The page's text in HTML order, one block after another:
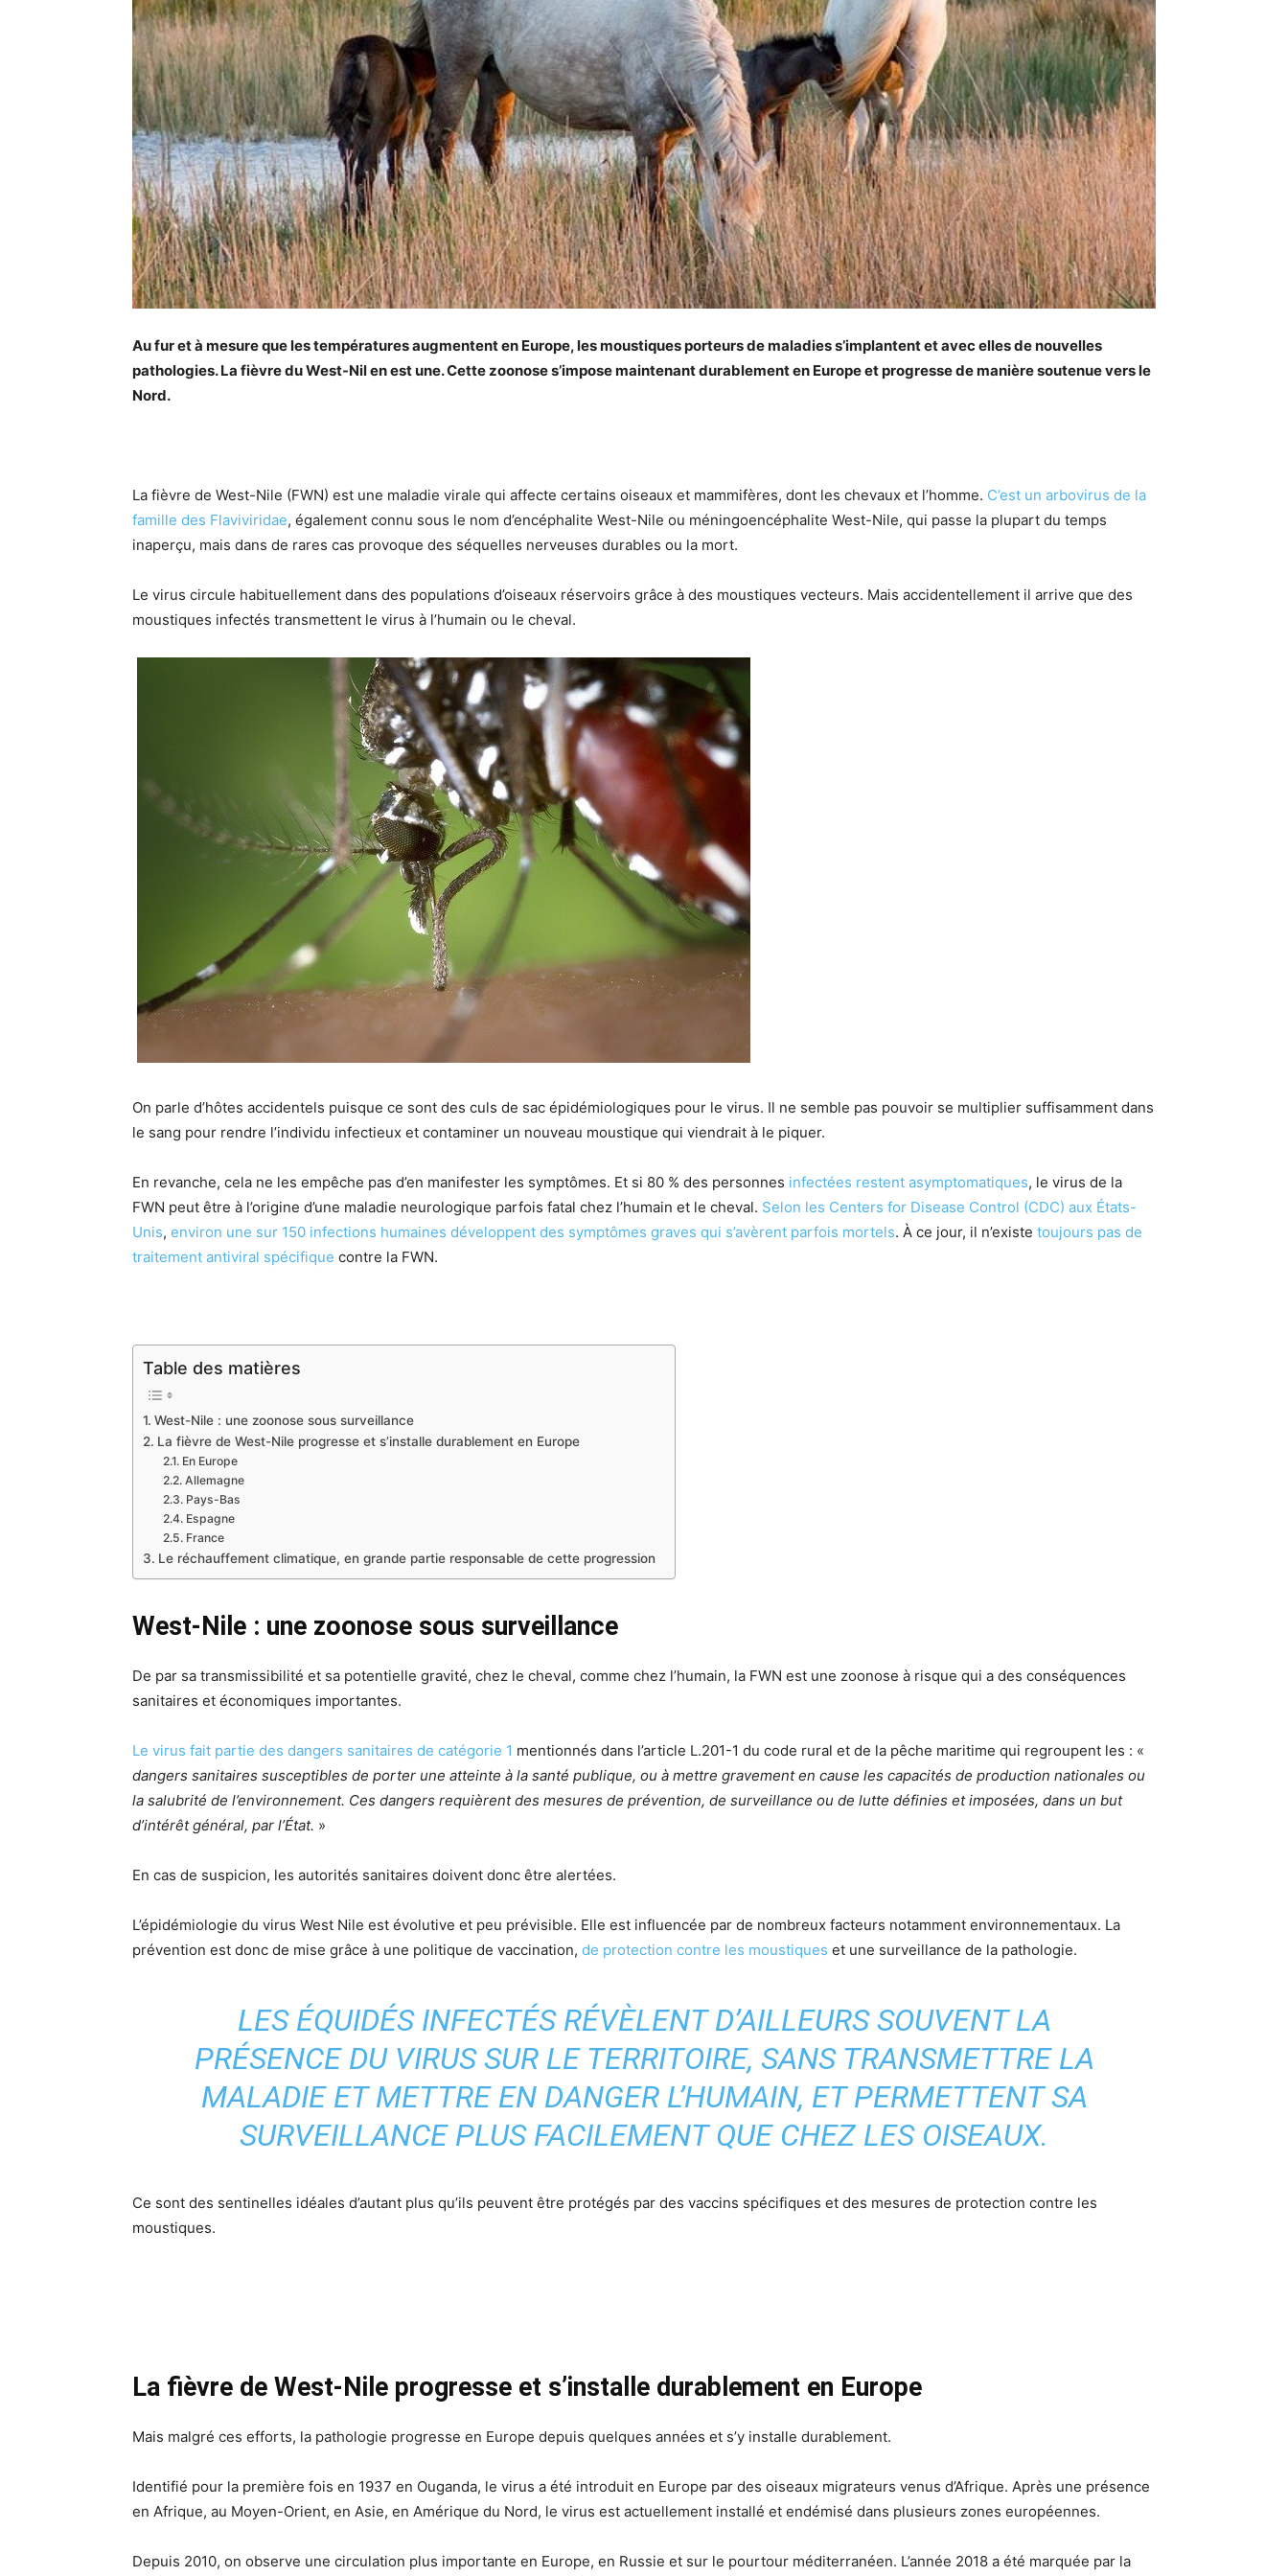
Au fur et à mesure que les températures augmentent en Europe, les moustiques porteurs de maladies s’implantent et avec elles de nouvelles
pathologies. La fièvre du West-Nil en est une. Cette zoonose s’impose maintenant durablement en Europe et progresse de manière soutenue vers le
Nord.
La fièvre de West-Nile (FWN) est une maladie virale qui affecte certains oiseaux et mammifères, dont les chevaux et l’homme. C’est un arbovirus de la
famille des Flaviviridae, également connu sous le nom d’encéphalite West-Nile ou méningoencéphalite West-Nile, qui passe la plupart du temps
inaperçu, mais dans de rares cas provoque des séquelles nerveuses durables ou la mort.
Le virus circule habituellement dans des populations d’oiseaux réservoirs grâce à des moustiques vecteurs. Mais accidentellement il arrive que des
moustiques infectés transmettent le virus à l’humain ou le cheval.
On parle d’hôtes accidentels puisque ce sont des culs de sac épidémiologiques pour le virus. Il ne semble pas pouvoir se multiplier suffisamment dans
le sang pour rendre l’individu infectieux et contaminer un nouveau moustique qui viendrait à le piquer.
En revanche, cela ne les empêche pas d’en manifester les symptômes. Et si 80 % des personnes infectées restent asymptomatiques, le virus de la
FWN peut être à l’origine d’une maladie neurologique parfois fatal chez l’humain et le cheval. Selon les Centers for Disease Control (CDC) aux États-
Unis, environ une sur 150 infections humaines développent des symptômes graves qui s’avèrent parfois mortels. À ce jour, il n’existe toujours pas de
traitement antiviral spécifique contre la FWN.
Table des matières
West-Nile : une zoonose sous surveillance
La fièvre de West-Nile progresse et s’installe durablement en Europe
En Europe
Allemagne
Pays-Bas
Espagne
France
Le réchauffement climatique, en grande partie responsable de cette progression
West-Nile : une zoonose sous surveillance
De par sa transmissibilité et sa potentielle gravité, chez le cheval, comme chez l’humain, la FWN est une zoonose à risque qui a des conséquences
sanitaires et économiques importantes.
Le virus fait partie des dangers sanitaires de catégorie 1 mentionnés dans l’article L.201-1 du code rural et de la pêche maritime qui regroupent les : «
dangers sanitaires susceptibles de porter une atteinte à la santé publique, ou à mettre gravement en cause les capacités de production nationales ou
la salubrité de l’environnement. Ces dangers requièrent des mesures de prévention, de surveillance ou de lutte définies et imposées, dans un but
d’intérêt général, par l’État. »
En cas de suspicion, les autorités sanitaires doivent donc être alertées.
L’épidémiologie du virus West Nile est évolutive et peu prévisible. Elle est influencée par de nombreux facteurs notamment environnementaux. La
prévention est donc de mise grâce à une politique de vaccination, de protection contre les moustiques et une surveillance de la pathologie.
LES ÉQUIDÉS INFECTÉS RÉVÈLENT D’AILLEURS SOUVENT LA
PRÉSENCE DU VIRUS SUR LE TERRITOIRE, SANS TRANSMETTRE LA
MALADIE ET METTRE EN DANGER L’HUMAIN, ET PERMETTENT SA
SURVEILLANCE PLUS FACILEMENT QUE CHEZ LES OISEAUX.
Ce sont des sentinelles idéales d’autant plus qu’ils peuvent être protégés par des vaccins spécifiques et des mesures de protection contre les
moustiques.
La fièvre de West-Nile progresse et s’installe durablement en Europe
Mais malgré ces efforts, la pathologie progresse en Europe depuis quelques années et s’y installe durablement.
Identifié pour la première fois en 1937 en Ouganda, le virus a été introduit en Europe par des oiseaux migrateurs venus d’Afrique. Après une présence
en Afrique, au Moyen-Orient, en Asie, en Amérique du Nord, le virus est actuellement installé et endémisé dans plusieurs zones européennes.
Depuis 2010, on observe une circulation plus importante en Europe, en Russie et sur le pourtour méditerranéen. L’année 2018 a été marquée par la